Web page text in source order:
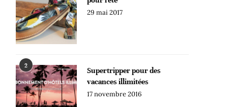
29 mai 2017
2
Supertripper pour des
vacances illimitées
17 novembre 2016